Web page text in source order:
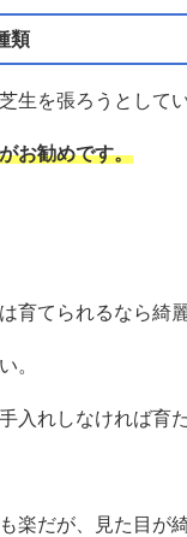
類
生を張ろうとして
お勧めです。
育てられるなら綺麗
。
入れしなければ育た
楽だが、見た目が